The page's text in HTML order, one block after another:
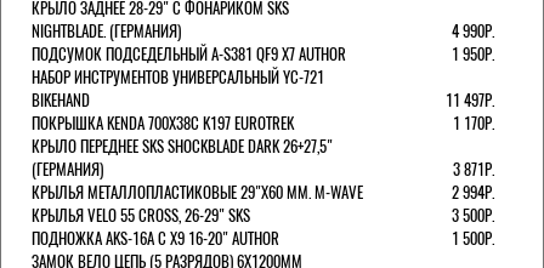
КРЫЛО ЗАДНЕЕ 28-29" С ФОНАРИКОМ SKS
NIGHTBLADE. (ГЕРМАНИЯ)
4 990Р.
ПОДСУМОК ПОДСЕДЕЛЬНЫЙ A-S381 QF9 X7 AUTHOR
1 950Р.
НАБОР ИНСТРУМЕНТОВ УНИВЕРСАЛЬНЫЙ YC-721
BIKEHAND
11 497Р.
ПОКРЫШКА KENDA 700Х38С K197 EUROTREK
1 170Р.
КРЫЛО ПЕРЕДНЕЕ SKS SHOCKBLADE DARK 26+27,5"
(ГЕРМАНИЯ)
3 871Р.
КРЫЛЬЯ МЕТАЛЛОПЛАСТИКОВЫЕ 29"Х60 ММ. M-WAVE
2 994Р.
КРЫЛЬЯ VELO 55 CROSS, 26-29" SKS
3 500Р.
ПОДНОЖКА AKS-16A C X9 16-20" AUTHOR
1 500Р.
ЗАМОК ВЕЛО ЦЕПЬ (5 РАЗРЯДОВ) 6Х1200ММ